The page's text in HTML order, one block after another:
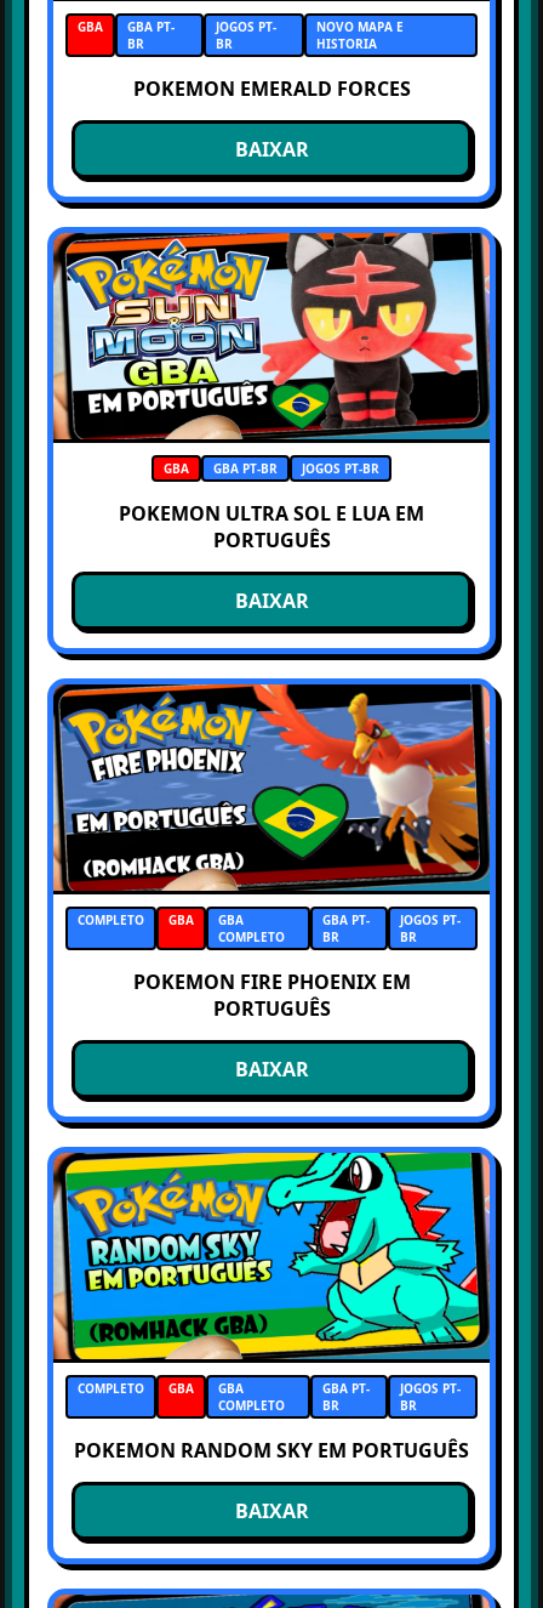
GBA
GBA PT-
BR
JOGOS PT-
BR
NOVO MAPA E
HISTORIA
POKEMON EMERALD FORCES
BAIXAR
GBA GBA PT-BR JOGOS PT-BR
POKEMON ULTRA SOL E LUA EM
PORTUGUÊS
BAIXAR
COMPLETO GBA
GBA
COMPLETO
GBA PT-
BR
JOGOS PT-
BR
POKEMON FIRE PHOENIX EM
PORTUGUÊS
BAIXAR
COMPLETO GBA
GBA
COMPLETO
GBA PT-
BR
JOGOS PT-
BR
POKEMON RANDOM SKY EM PORTUGUÊS
BAIXAR